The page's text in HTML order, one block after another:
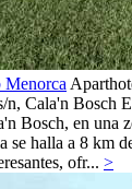
Menorca
n, Cala'n Bosch
Bosch, en una
se halla a 8 km
ofr... >